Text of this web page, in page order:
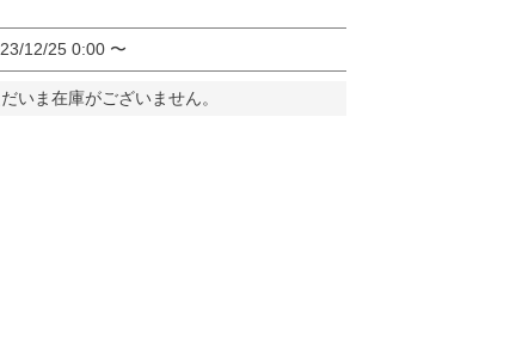
12/25 0:00 〜
いま在庫がございません。